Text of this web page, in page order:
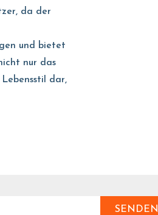
da der
und bietet
nur das
dar,
SENDEN